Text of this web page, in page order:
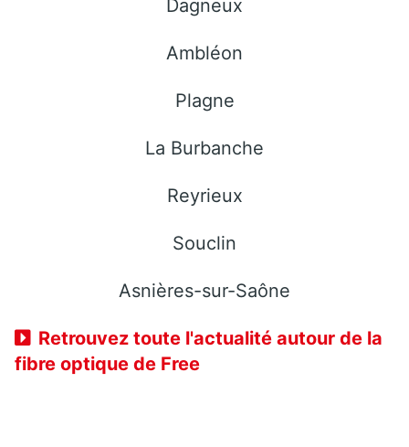
Dagneux
Ambléon
Plagne
La Burbanche
Reyrieux
Souclin
Asnières-sur-Saône
Retrouvez toute l'actualité autour de la
fibre optique de Free